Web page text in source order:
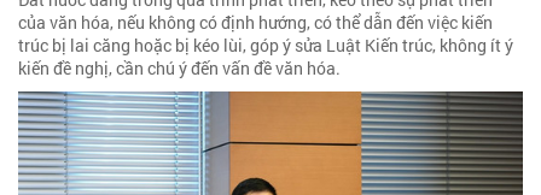
của văn hóa, nếu không có định hướng, có thể dẫn đến việc kiến
trúc bị lai căng hoặc bị kéo lùi, góp ý sửa Luật Kiến trúc, không ít ý
kiến đề nghị, cần chú ý đến vấn đề văn hóa.